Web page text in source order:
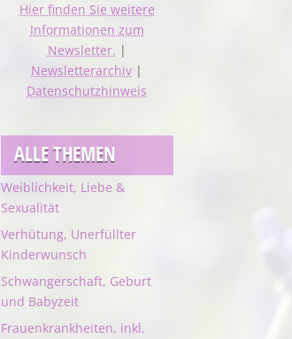
Hier finden Sie weitere
Informationen zum
Newsletter. |
Newsletterarchiv |
Datenschutzhinweis
ALLE THEMEN
Weiblichkeit, Liebe &
Sexualität
Verhütung, Unerfüllter
Kinderwunsch
Schwangerschaft, Geburt
und Babyzeit
Frauenkrankheiten, inkl.